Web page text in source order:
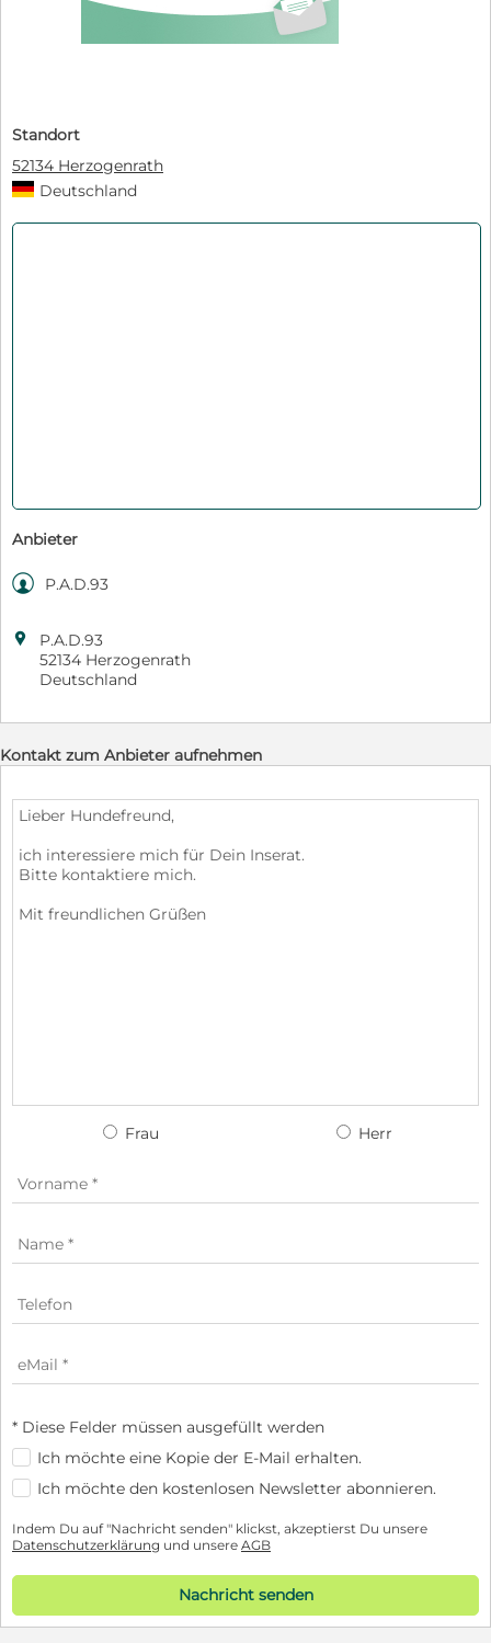
Standort
52134 Herzogenrath
Deutschland
Anbieter
 P.A.D.93

P.A.D.93
52134 Herzogenrath
Deutschland
Kontakt zum Anbieter aufnehmen
Frau Herr
* Diese Felder müssen ausgefüllt werden
Ich möchte eine Kopie der E-Mail erhalten.
Ich möchte den kostenlosen Newsletter abonnieren.
Indem Du auf "Nachricht senden" klickst, akzeptierst Du unsere
Datenschutzerklärung und unsere AGB
Nachricht senden